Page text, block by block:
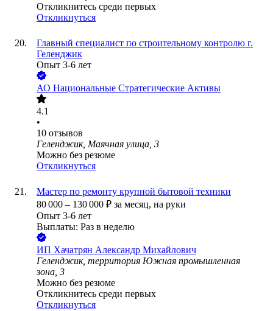
Откликнитесь среди первых
Откликнуться
Главный специалист по строительному контролю г.
Геленджик
Опыт 3-6 лет
АО Национальные Стратегические Активы
4.1
•
10 отзывов
Геленджик, Маячная улица, 3
Можно без резюме
Откликнуться
Мастер по ремонту крупной бытовой техники
80 000 – 130 000 ₽ за месяц, на руки
Опыт 3-6 лет
Выплаты: Раз в неделю
ИП Хачатрян Александр Михайлович
Геленджик, территория Южная промышленная
зона, 3
Можно без резюме
Откликнитесь среди первых
Откликнуться